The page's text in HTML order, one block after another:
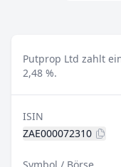
Putprop Ltd zahlt
2,48 %.
ISIN
ZAE000072310